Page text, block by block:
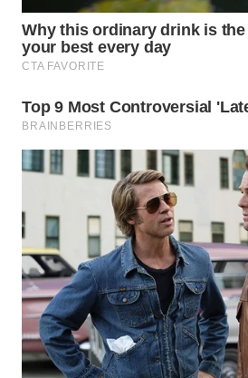
WN
CIANJUR
WN
KEPULAUAN
TANGERANG
WN
BINJAI
WN
CIREBON